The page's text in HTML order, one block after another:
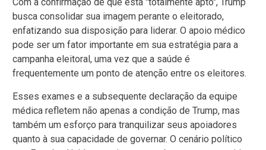
Com a confirmação de que está "totalmente apto", Trump
busca consolidar sua imagem perante o eleitorado,
enfatizando sua disposição para liderar. O apoio médico
pode ser um fator importante em sua estratégia para a
campanha eleitoral, uma vez que a saúde é
frequentemente um ponto de atenção entre os eleitores.
Esses exames e a subsequente declaração da equipe
médica refletem não apenas a condição de Trump, mas
também um esforço para tranquilizar seus apoiadores
quanto à sua capacidade de governar. O cenário político